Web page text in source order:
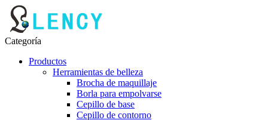
Categoría
Productos
Herramientas de belleza
Brocha de maquillaje
Borla para empolvarse
Cepillo de base
Cepillo de contorno